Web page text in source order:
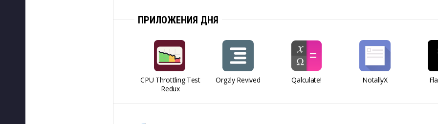
ПРИЛОЖЕНИЯ ДНЯ
CPU Throttling Test
Redux
Orgzly Revived Qalculate! NotallyX